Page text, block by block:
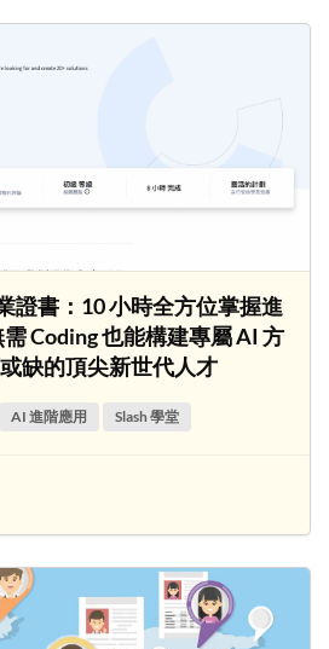
證書：10 小時全方位掌握進
Coding 也能構建專屬 AI 方
缺的頂尖新世代人才
AI 進階應用 Slash 學堂